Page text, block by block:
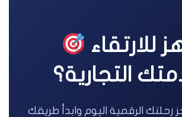
التجارية؟
رحلتك الرقمية اليوم وابدأ طريقك